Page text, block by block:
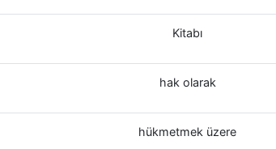
Kitabı
hak olarak
hükmetmek üzere